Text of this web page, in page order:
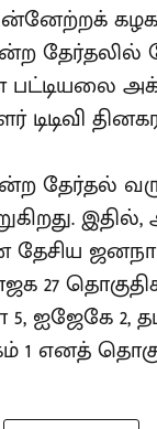
தேர்தலில்
டிடிவி
தேர்தல்
இதில்,
27
5, ஐஜேகே 2,
1 எனத்